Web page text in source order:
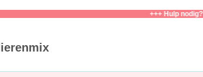
+++ Hulp nodig? bel of